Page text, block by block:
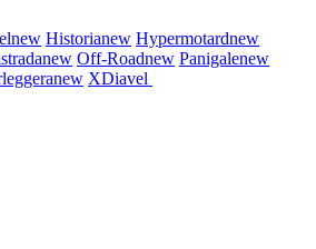
new Historianew Hypermotardnew
new Off-Roadnew Panigalenew
new XDiavel